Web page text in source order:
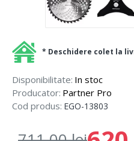
Disponibilitate: In stoc
Producator: Partner Pro
Cod produs: EGO-13803
* Deschidere colet la